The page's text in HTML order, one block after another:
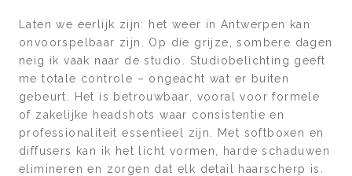
Laten we eerlijk zijn: het weer in Antwerpen kan
onvoorspelbaar zijn. Op die grijze, sombere dagen
neig ik vaak naar de studio. Studiobelichting geeft
me totale controle – ongeacht wat er buiten
gebeurt. Het is betrouwbaar, vooral voor formele
of zakelijke headshots waar consistentie en
professionaliteit essentieel zijn. Met softboxen en
diffusers kan ik het licht vormen, harde schaduwen
elimineren en zorgen dat elk detail haarscherp is.